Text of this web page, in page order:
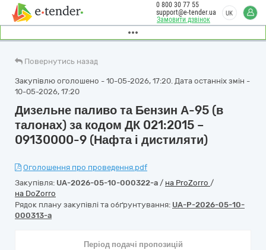
Замовити дзвінок
0 800 30 77 55
support@e-tender.ua
UK
Повернутись назад
Закупівлю оголошено - 10-05-2026, 17:20. Дата останніх змін -
10-05-2026, 17:20
Дизельне паливо та Бензин А-95 (в
талонах) за кодом ДК 021:2015 –
09130000-9 (Нафта і дистиляти)
Оголошення про проведення.pdf
Закупівля: UA-2026-05-10-000322-a / на ProZorro /
на DoZorro
Рядок плану закупівлі та обґрунтування: UA-P-2026-05-10-
000313-a
Період подачі пропозицій